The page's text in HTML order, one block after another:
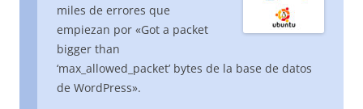
miles de errores que
empiezan por «Got a packet
bigger than
‘max_allowed_packet’ bytes de la base de datos
de WordPress».